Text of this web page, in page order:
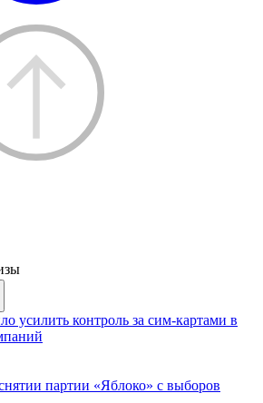
усилить контроль за сим-картами в
партии «Яблоко» с выборов